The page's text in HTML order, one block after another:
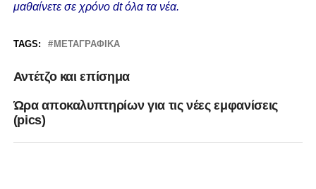
μαθαίνετε σε χρόνο dt όλα τα νέα.
TAGS: ΜΕΤΑΓΡΑΦΙΚΆ
Αντέτζο και επίσημα
Ώρα αποκαλυπτηρίων για τις νέες εμφανίσεις
(pics)